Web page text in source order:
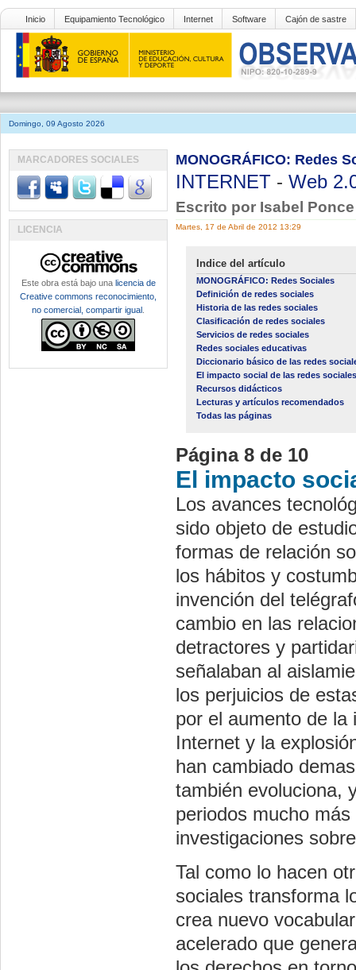
Inicio Equipamiento Tecnológico Internet Software Cajón de sastre
Domingo, 09 Agosto 2026
MONOGRÁFICO: Redes
INTERNET - Web
Escrito por Isabel
Martes, 17 de Abril de 2012 13:29
Indice del artículo
MONOGRÁFICO: Redes Sociales
Definición de redes sociales
Historia de las redes sociales
Clasificación de redes sociales
Servicios de redes sociales
Redes sociales educativas
Diccionario básico de las redes
El impacto social de las redes sociales
Recursos didácticos
Lecturas y artículos recomendados
Todas las páginas
Página 8 de 10
El impacto
Los avances
sido objeto de
formas de relación
los hábitos y
invención del
cambio en las
detractores y
señalaban al
los perjuicios de
por el aumento de la
Internet y la
han cambiado
también evoluciona,
periodos mucho
investigaciones
Tal como lo hacen
sociales transforma
crea nuevo
acelerado que
MARCADORES SOCIALES
LICENCIA
Este obra está bajo una licencia de
Creative commons reconocimiento,
no comercial, compartir igual